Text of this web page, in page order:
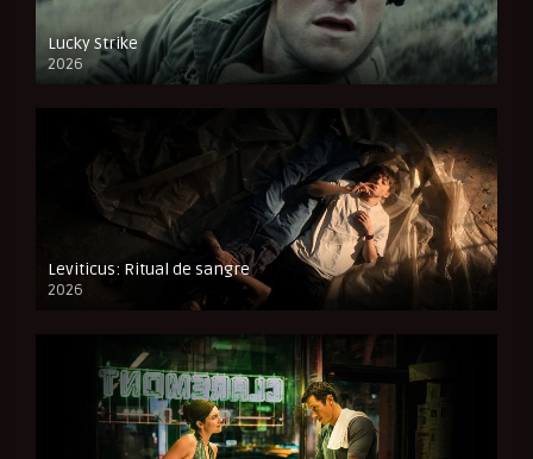
Lucky Strike
2026
FULL HD
Leviticus: Ritual de sangre
2026
FULL HD